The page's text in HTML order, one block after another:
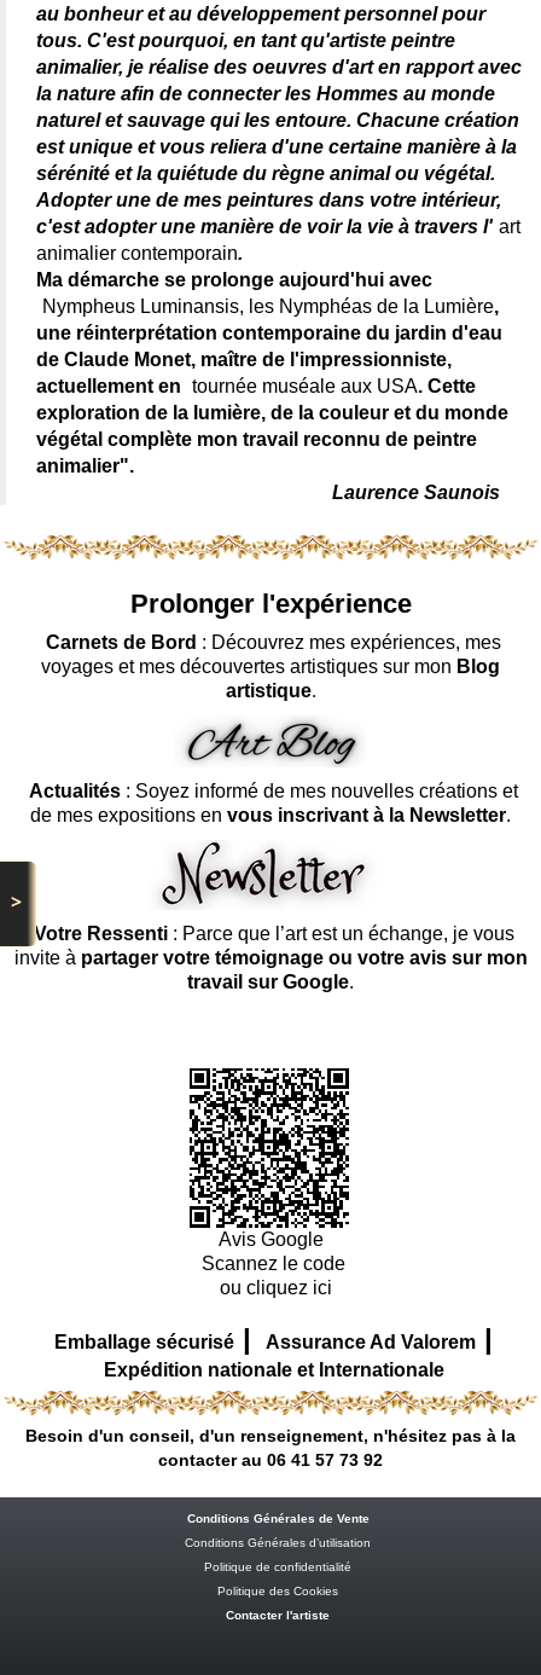
>
au bonheur et au développement personnel pour
tous. C'est pourquoi, en tant qu'artiste peintre
animalier, je réalise des oeuvres d'art en rapport avec
la nature afin de connecter les Hommes au monde
naturel et sauvage qui les entoure. Chacune création
est unique et vous reliera d'une certaine manière à la
sérénité et la quiétude du règne animal ou végétal.
Adopter une de mes peintures dans votre intérieur,
c'est adopter une manière de voir la vie à travers l' art
animalier contemporain.
Ma démarche se prolonge aujourd'hui avec
Nympheus Luminansis, les Nymphéas de la Lumière,
une réinterprétation contemporaine du jardin d'eau
de Claude Monet, maître de l'impressionniste,
actuellement en tournée muséale aux USA. Cette
exploration de la lumière, de la couleur et du monde
végétal complète mon travail reconnu de peintre
animalier".
Laurence Saunois
Prolonger l'expérience
Carnets de Bord : Découvrez mes expériences, mes
voyages et mes découvertes artistiques sur mon Blog
artistique.
Actualités : Soyez informé de mes nouvelles créations et
de mes expositions en vous inscrivant à la Newsletter.
Votre Ressenti: Parce que l’art est un échange, je vous
invite à partager votre témoignage ou votre avis sur mon
travail sur Google.
Avis Google
Scannez le code
ou cliquez ici
Emballage sécurisé | Assurance Ad Valorem |
Expédition nationale et Internationale
Besoin d'un conseil, d'un renseignement, n'hésitez pas à la
contacter au 06 41 57 73 92
Conditions Générales de Vente
Conditions Générales d’utilisation
Politique de confidentialité
Politique des Cookies
Contacter l'artiste